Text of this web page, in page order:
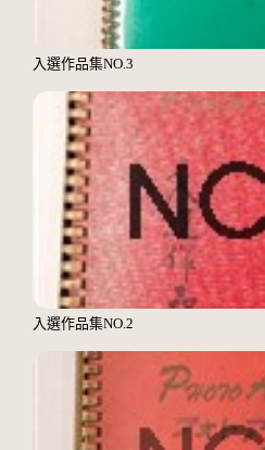
入選作品集NO.3
入選作品集NO.2